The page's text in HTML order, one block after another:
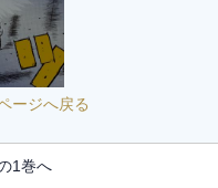
ージへ戻る
1巻へ